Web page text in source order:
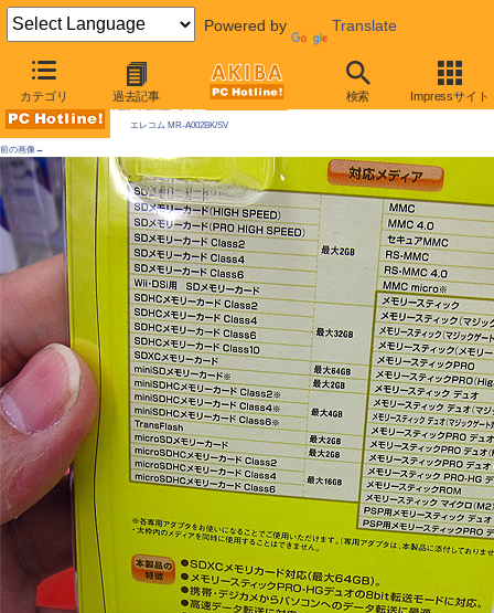
Powered by Translate
カテゴリ 過去記事 検索 Impressサイト
AKIBA PC Hotline! 2010年2月27日号
エレコム MR-A002BK/SV
前の画像←